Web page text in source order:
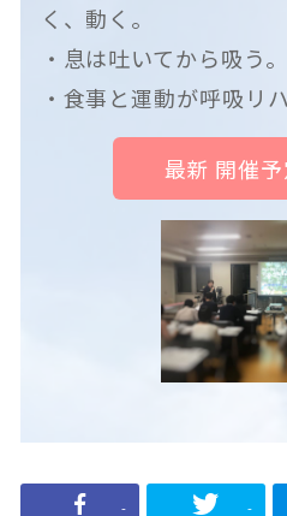
く、動く。
・息は吐いてから吸う。
・食事と運動が呼吸リ
最新 開催
- -